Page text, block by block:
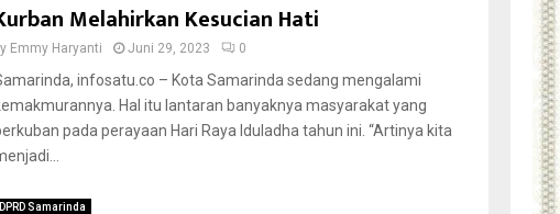
Melahirkan Kesucian Hati
Emmy Haryanti Juni 29, 2023 0
infosatu.co – Kota Samarinda sedang mengalami
Hal itu lantaran banyaknya masyarakat yang
pada perayaan Hari Raya Iduladha tahun ini. “Artinya kita
DPRD Samarinda